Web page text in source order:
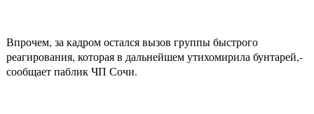
Впрочем, за кадром остался вызов группы быстрого
реагирования, которая в дальнейшем утихомирила бунтарей,-
сообщает паблик ЧП Сочи.